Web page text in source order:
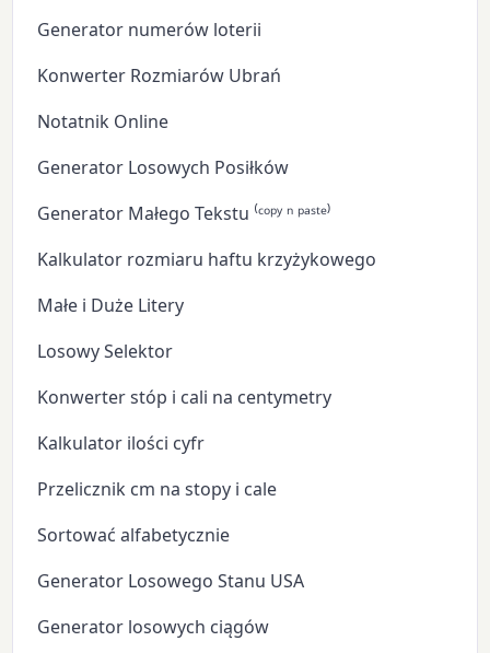
Generator numerów loterii
Konwerter Rozmiarów Ubrań
Notatnik Online
Generator Losowych Posiłków
Generator Małego Tekstu ⁽ᶜᵒᵖʸ ⁿ ᵖᵃˢᵗᵉ⁾
Kalkulator rozmiaru haftu krzyżykowego
Małe i Duże Litery
Losowy Selektor
Konwerter stóp i cali na centymetry
Kalkulator ilości cyfr
Przelicznik cm na stopy i cale
Sortować alfabetycznie
Generator Losowego Stanu USA
Generator losowych ciągów